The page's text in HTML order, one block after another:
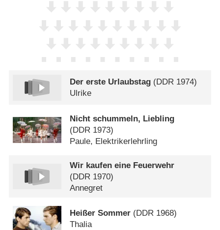
Der erste Urlaubstag (DDR 1974)
Ulrike
Nicht schummeln, Liebling
(DDR 1973)
Paule, Elektrikerlehrling
Wir kaufen eine Feuerwehr
(DDR 1970)
Annegret
Heißer Sommer (DDR 1968)
Thalia